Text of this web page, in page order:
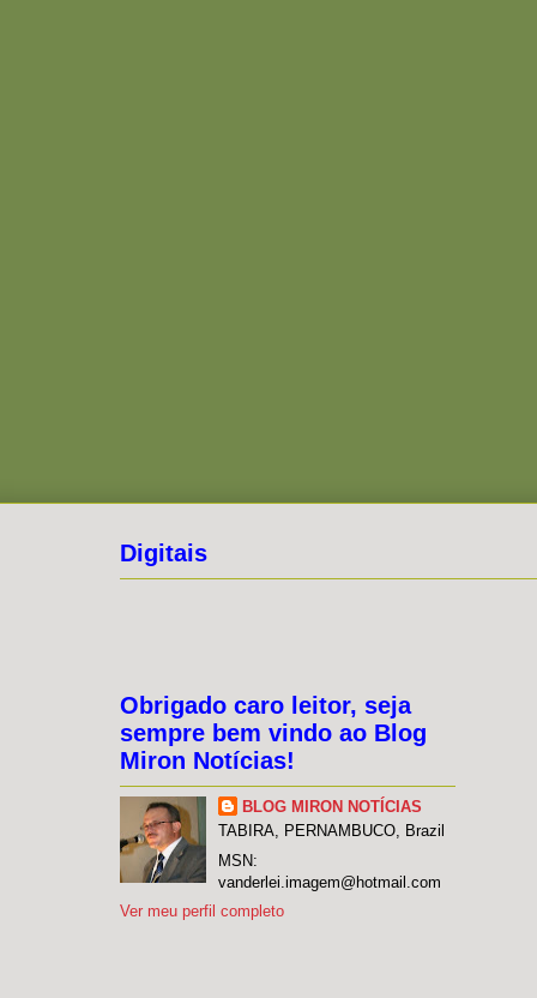
Digitais
Obrigado caro leitor, seja
sempre bem vindo ao Blog
Miron Notícias!
BLOG MIRON NOTÍCIAS
TABIRA, PERNAMBUCO, Brazil
MSN:
vanderlei.imagem@hotmail.com
Ver meu perfil completo